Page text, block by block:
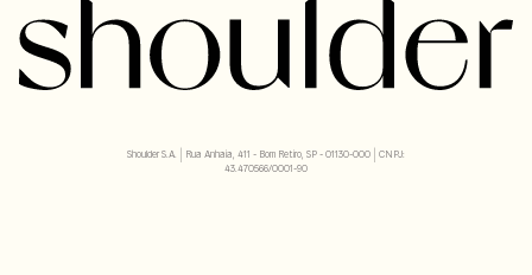
Shoulder S.A. | Rua Anhaia, 411 - Bom Retiro, SP - 01130-000 | CNPJ: